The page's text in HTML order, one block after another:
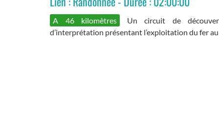
A 46 kilomètres
Un circuit de
d’interprétation présentant l’exploitation du fer